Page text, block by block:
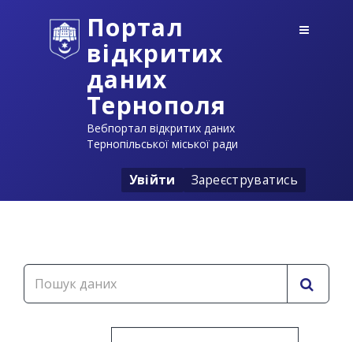
Портал
відкритих
даних
Тернополя
Вебпортал відкритих даних
Тернопільської міської ради
Увійти Зареєструватись